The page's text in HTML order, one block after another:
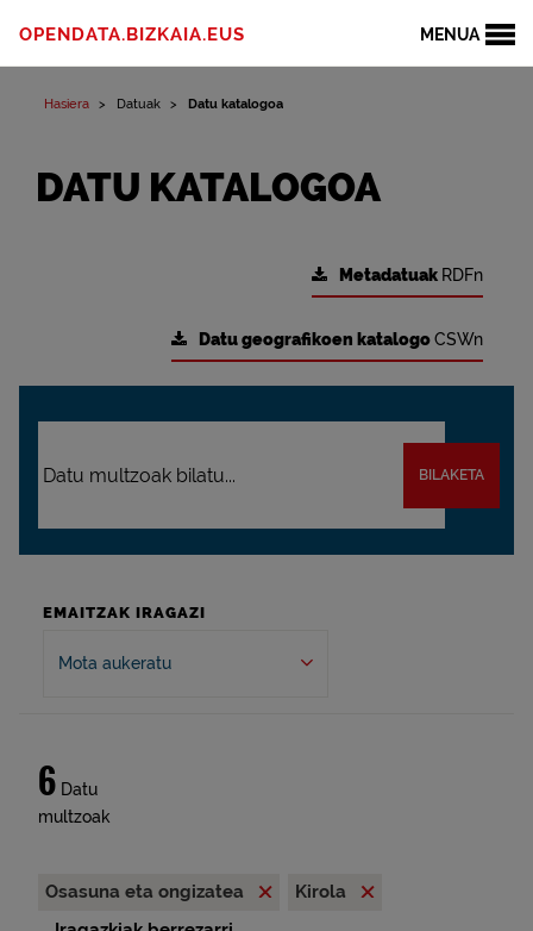
MENUA
OPENDATA.BIZKAIA.EUS
Hasiera Datuak Datu katalogoa
DATU KATALOGOA
Metadatuak RDFn
Datu geografikoen katalogoCSWn
BILAKETA
EMAITZAK IRAGAZI
Mota aukeratu
6 Datu
multzoak
Osasuna eta ongizatea
Kirola